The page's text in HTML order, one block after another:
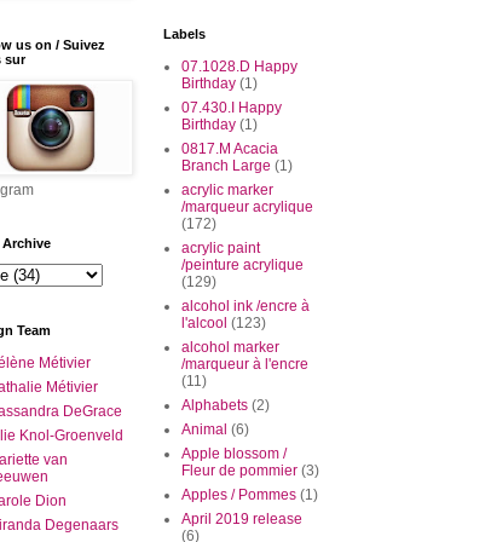
us on / Suivez
sur
Archive
Team
Métivier
Métivier
DeGrace
Knol-Groenveld
van
Dion
Degenaars
Labels
07.1028.D Happy
Birthday (1)
07.430.I Happy
Birthday (1)
0817.M Acacia
Branch Large (1)
acrylic marker
/marqueur acrylique
(172)
acrylic paint
/peinture acrylique
(129)
alcohol ink /encre à
l'alcool (123)
alcohol marker
/marqueur à l'encre
(11)
Alphabets (2)
Animal (6)
Apple blossom /
Fleur de pommier (3)
Apples / Pommes (1)
April 2019 release
(6)